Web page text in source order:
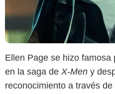
Ellen Page se hizo
en la saga de X-Men y
reconocimiento a través